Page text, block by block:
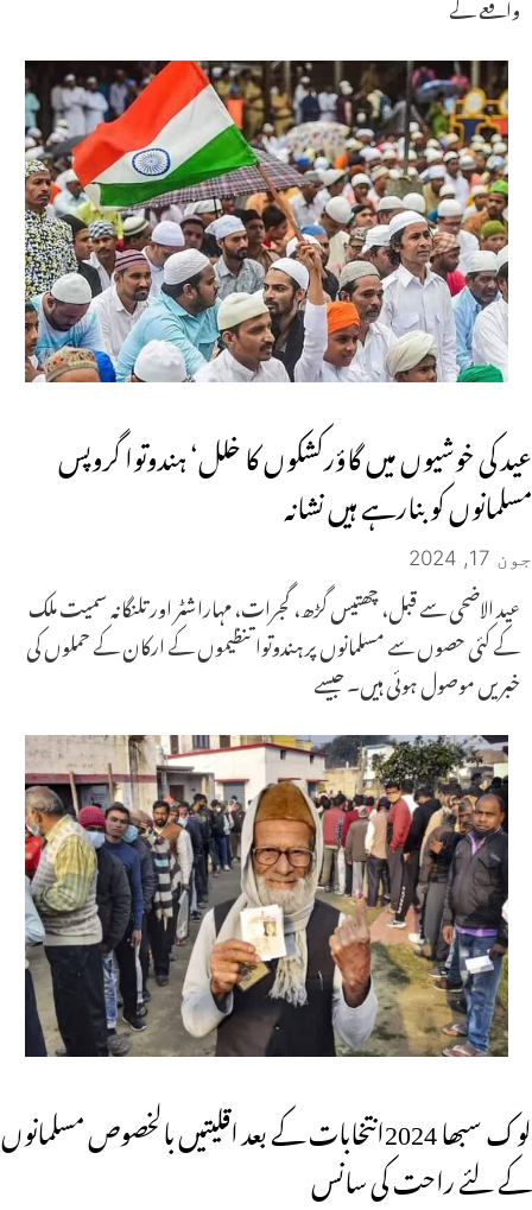
عید کی خوشیوں میں گاؤرکشکوں کا خلل‘ ہندوتوا گروپس
مسلمانوں کو بنارہے ہیں نشانہ
جون 17, 2024
عید الاضحی سے قبل، چھتیس گڑھ، گجرات، مہاراشٹر اور تلنگانہ سمیت ملک
کے کئی حصوں سے مسلمانوں پر ہندوتوا تنظیموں کے ارکان کے حملوں کی
خبریں موصول ہوئی ہیں۔ جیسے
لوک سبھا 2024انتخابات کے بعد اقلیتیں بالخصوص مسلمانوں
کے لئے راحت کی سانس